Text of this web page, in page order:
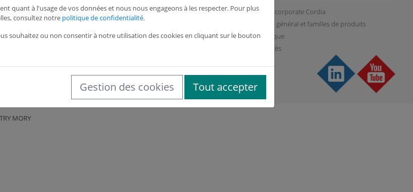
Conditions Générales de Vente
Mentions légales
Protection des données personnelles
Plaquette corporate Cordia
Catalogue général et familles de produits
Photothèque
Plan d'accès
MORY
quant à l'usage de vos données et nous nous engageons à les respecter. Pour plus
consultez notre politique de confidentialité.
souhaitez ou non consentir à notre utilisation des cookies en cliquant sur le bouton
Gestion des cookies Tout accepter